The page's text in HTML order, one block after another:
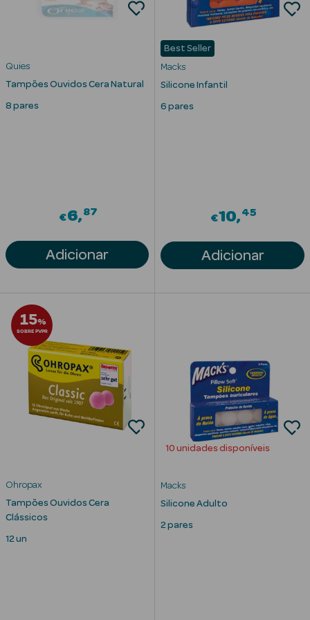
Lábios
Rosto e
Hidratantes
Quies
Tampões Ouvidos Cera Natural
8 pares
€6 87
Adicionar
Best Seller
Macks
Silicone Infantil
6 pares
€10 45
Adicionar
15%
SOBRE PVPR
Ohropax
Tampões Ouvidos Cera
Clássicos
12 un
10 unidades disponíveis
Macks
Silicone Adulto
2 pares